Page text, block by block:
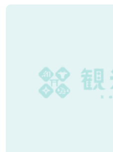
泊、地元のお野菜が楽しめる飲食施設が